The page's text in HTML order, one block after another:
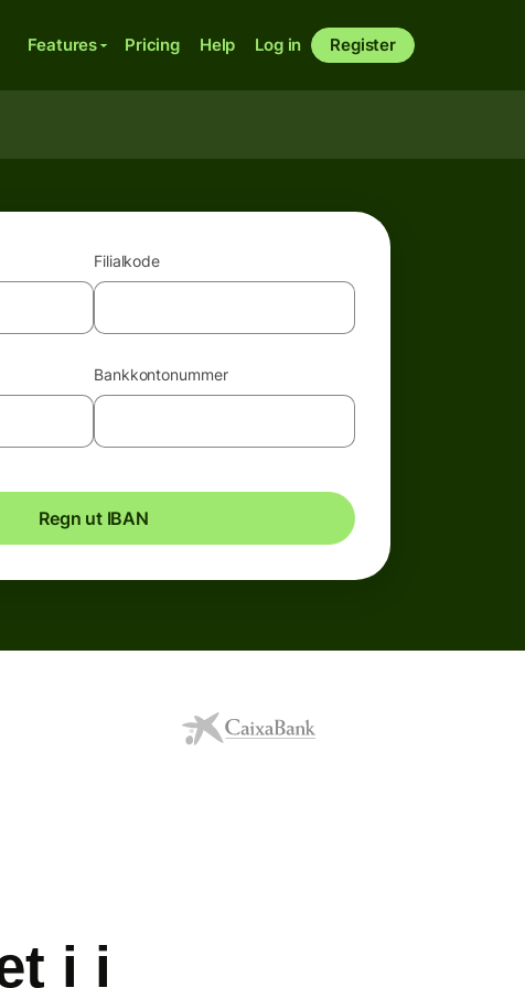
Features Pricing Help Log in Register
Filialkode
Bankkontonummer
Regn ut IBAN
i i